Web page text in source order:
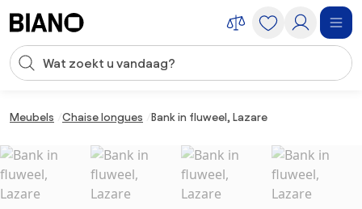
Zoekopdracht invoeren
Meubels Chaise longues Bank in fluweel, Lazare